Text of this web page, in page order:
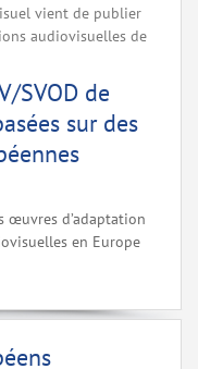
vient de publier
audiovisuelles de
SVOD de
sur des
œuvres d’adaptation
en Europe